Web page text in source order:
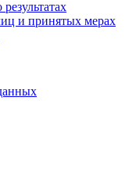
и принятых мерах